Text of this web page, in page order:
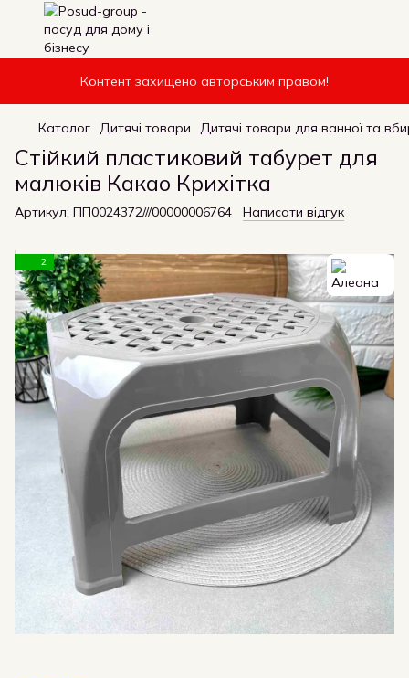
Контент захищено авторським правом!
Каталог Дитячі товари Дитячі товари для ванної та
Стійкий пластиковий табурет для
малюків Какао Крихітка
Артикул: ПП0024372///00000006764 Написати відгук
2